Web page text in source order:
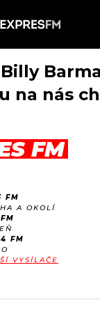
na nás
FM
FM
A OKOLÍ
FM
VYSÍLAČE